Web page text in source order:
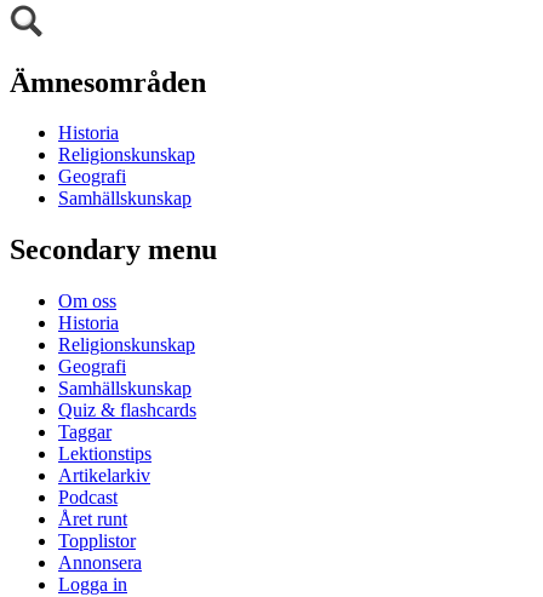
Ämnesområden
Historia
Religionskunskap
Geografi
Samhällskunskap
Secondary menu
Om oss
Historia
Religionskunskap
Geografi
Samhällskunskap
Quiz & flashcards
Taggar
Lektionstips
Artikelarkiv
Podcast
Året runt
Topplistor
Annonsera
Logga in